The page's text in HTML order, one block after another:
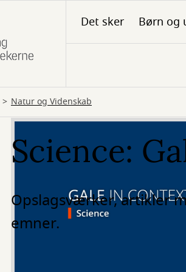
Det sker Børn og
Natur og Videnskab
Science:
Opslagsværker, artikler
emner.